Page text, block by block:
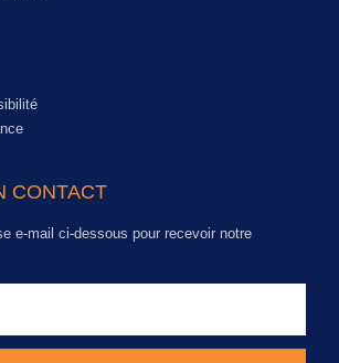
CONTACT
e-mail ci-dessous pour recevoir notre